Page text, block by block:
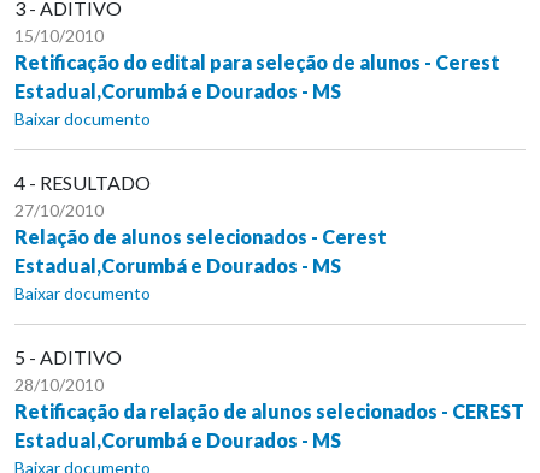
3 - ADITIVO
15/10/2010
Retificação do edital para seleção de alunos - Cerest
Estadual,Corumbá e Dourados - MS
Baixar documento
4 - RESULTADO
27/10/2010
Relação de alunos selecionados - Cerest
Estadual,Corumbá e Dourados - MS
Baixar documento
5 - ADITIVO
28/10/2010
Retificação da relação de alunos selecionados - CEREST
Estadual,Corumbá e Dourados - MS
Baixar documento